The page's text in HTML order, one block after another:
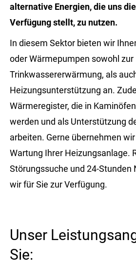
alternative Energien, die uns
Verfügung stellt, zu nutzen.
In diesem Sektor bieten wir
oder Wärmepumpen sowohl zur
Trinkwassererwärmung, als
Heizungsunterstützung an.
Wärmeregister, die in
werden und als Unterstützung
arbeiten. Gerne übernehmen
Wartung Ihrer Heizungsanlage.
Störungssuche und 24-Stunden
wir für Sie zur Verfügung.
Unser
Sie: